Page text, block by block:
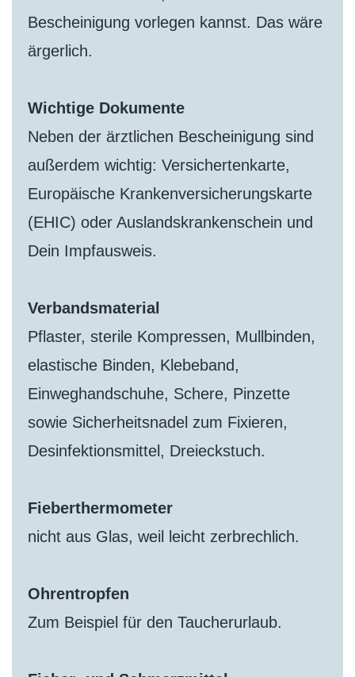
Bescheinigung vorlegen kannst. Das wäre
ärgerlich.
Wichtige Dokumente
Neben der ärztlichen Bescheinigung sind
außerdem wichtig: Versichertenkarte,
Europäische Krankenversicherungskarte
(EHIC) oder Auslandskrankenschein und
Dein Impfausweis.
Verbandsmaterial
Pflaster, sterile Kompressen, Mullbinden,
elastische Binden, Klebeband,
Einweghandschuhe, Schere, Pinzette
sowie Sicherheitsnadel zum Fixieren,
Desinfektionsmittel, Dreieckstuch.
Fieberthermometer
nicht aus Glas, weil leicht zerbrechlich.
Ohrentropfen
Zum Beispiel für den Taucherurlaub.